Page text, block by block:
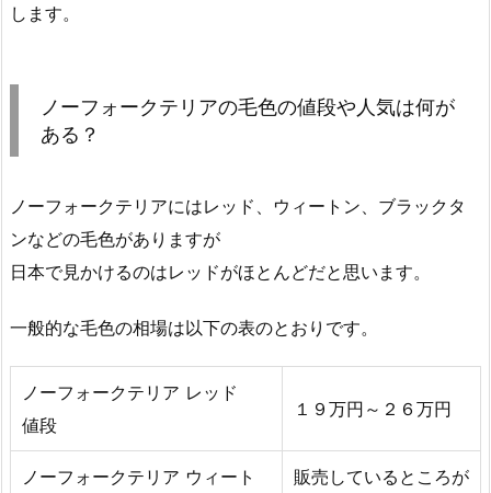
します。
ノーフォークテリアの毛色の値段や人気は何が
ある？
ノーフォークテリアにはレッド、ウィートン、ブラックタ
ンなどの毛色がありますが
日本で見かけるのはレッドがほとんどだと思います。
一般的な毛色の相場は以下の表のとおりです。
ノーフォークテリア レッド
値段
１９万円～２６万円
ノーフォークテリア ウィート
販売しているところが